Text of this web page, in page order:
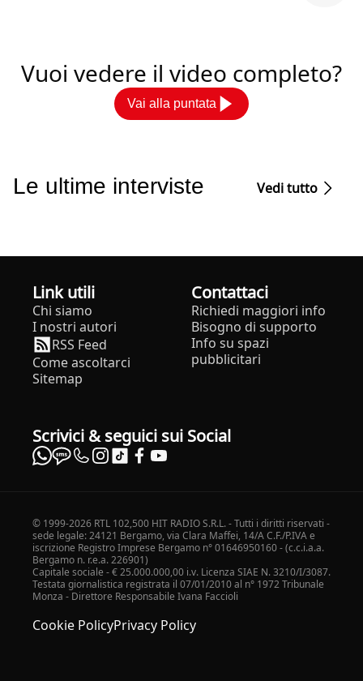
Vuoi vedere il video completo?
Vai alla puntata
Le ultime interviste Vedi tutto
Link utili
Chi siamo
I nostri autori
RSS Feed
Come ascoltarci
Sitemap
Contattaci
Richiedi maggiori info
Bisogno di supporto
Info su spazi
pubblicitari
Scrivici & seguici sui Social
© 1999-2026 RTL 102,500 HIT RADIO S.R.L. - Tutti i diritti riservati -
sede legale: 24121 Bergamo, via Clara Maffei, 14/A C.F./P.IVA e
iscrizione Registro Imprese Bergamo n° 01646950160 - (c.c.i.a.a.
Bergamo n. r.e.a. 226901)
Capitale sociale - € 25.000.000,00 i.v. Licenza SIAE N. 3210/I/3087.
Testata giornalistica registrata il 07/01/2010 al n° 1972 Tribunale
Monza - Direttore Responsabile Ivana Faccioli
Cookie PolicyPrivacy Policy